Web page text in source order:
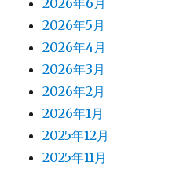
2026年5月
2026年4月
2026年3月
2026年2月
2026年1月
2025年12月
2025年11月